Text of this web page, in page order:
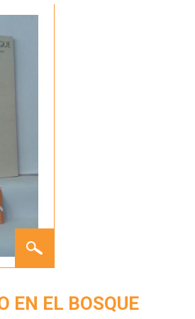
EN EL
EN EL BOSQUE